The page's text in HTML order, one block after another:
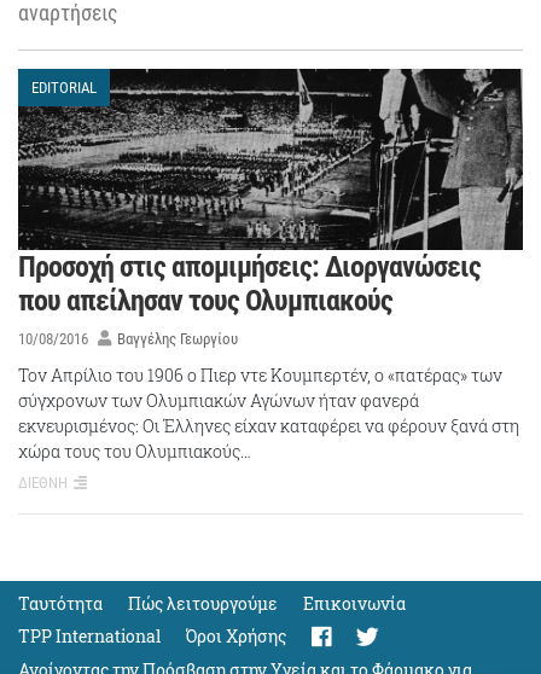
αναρτήσεις
EDITORIAL
Προσοχή στις απομιμήσεις: Διοργανώσεις
που απείλησαν τους Ολυμπιακούς
10/08/2016 Βαγγέλης Γεωργίου
Τον Απρίλιο του 1906 ο Πιερ ντε Κουμπερτέν, ο «πατέρας» των
σύγχρονων των Ολυμπιακών Αγώνων ήταν φανερά
εκνευρισμένος: Οι Έλληνες είχαν καταφέρει να φέρουν ξανά στη
χώρα τους του Ολυμπιακούς…
ΔΙΕΘΝΗ
Ταυτότητα Πώς λειτουργούμε
Eπικοινωνία
TPP International
Όροι Χρήσης